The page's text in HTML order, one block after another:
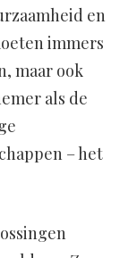
en
immers
maar ook
als de
– het